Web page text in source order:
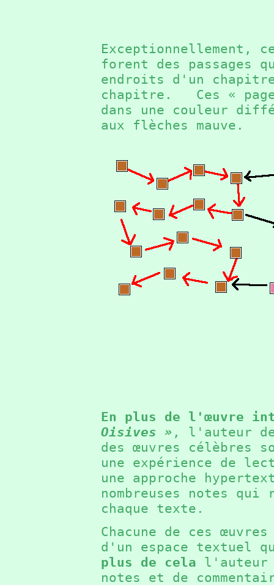
Exceptionnellement,
forent des passages
endroits d'un
chapitre. Ces «
dans une couleur
aux flèches mauve.
En plus de l'œuvre
Oisives » , l'auteur
des œuvres célèbres
une expérience de
une approche
nombreuses notes
chaque texte.
Chacune de ces
d'un espace textuel
plus de cela l'auteur
notes et de